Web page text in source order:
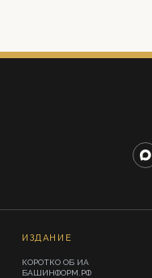
ИЗДАНИЕ
КОРОТКО ОБ ИА
БАШИНФОРМ.РФ